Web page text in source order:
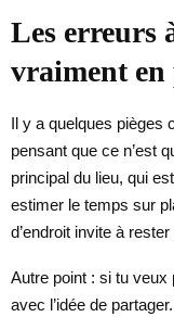
Les erreurs
vraiment
Il y a quelques pièges
pensant que ce n’est
principal du lieu, qui
estimer le temps sur
d’endroit invite à
Autre point : si tu veux
avec l’idée de